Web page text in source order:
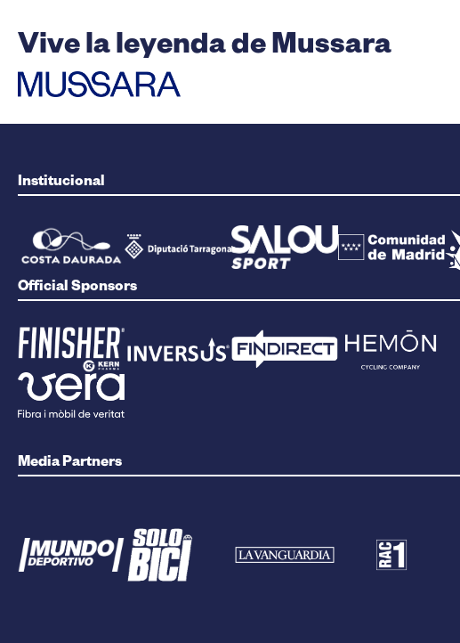
Vive la leyenda de Mussara
Institucional
Official Sponsors
Media Partners